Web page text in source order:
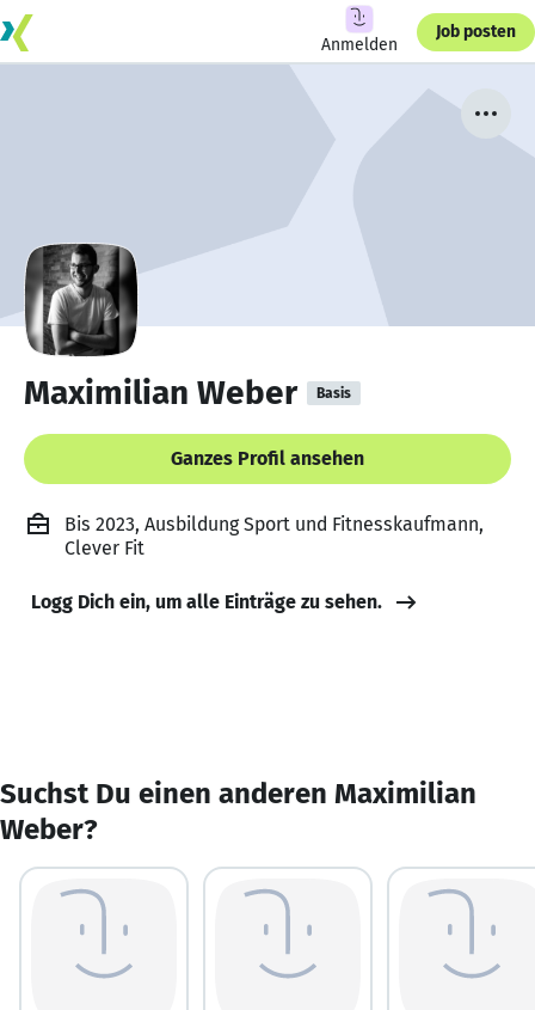
Anmelden
Job posten
Maximilian Weber Basis
Ganzes Profil ansehen
Bis 2023, Ausbildung Sport und Fitnesskaufmann,
Clever Fit
Logg Dich ein, um alle Einträge zu sehen.
Suchst Du einen anderen Maximilian
Weber?